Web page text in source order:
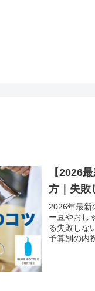
【2026
方｜失敗
2026年最新
ー豆やおし
る失敗しな
予算別の内